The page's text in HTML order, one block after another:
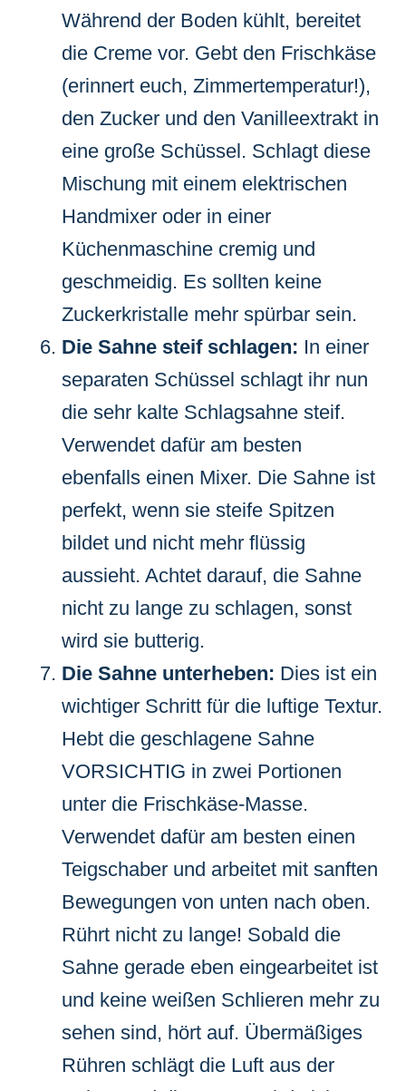
Während der Boden kühlt, bereitet
die Creme vor. Gebt den Frischkäse
(erinnert euch, Zimmertemperatur!),
den Zucker und den Vanilleextrakt in
eine große Schüssel. Schlagt diese
Mischung mit einem elektrischen
Handmixer oder in einer
Küchenmaschine cremig und
geschmeidig. Es sollten keine
Zuckerkristalle mehr spürbar sein.
Die Sahne steif schlagen: In einer
separaten Schüssel schlagt ihr nun
die sehr kalte Schlagsahne steif.
Verwendet dafür am besten
ebenfalls einen Mixer. Die Sahne ist
perfekt, wenn sie steife Spitzen
bildet und nicht mehr flüssig
aussieht. Achtet darauf, die Sahne
nicht zu lange zu schlagen, sonst
wird sie butterig.
Die Sahne unterheben: Dies ist ein
wichtiger Schritt für die luftige Textur.
Hebt die geschlagene Sahne
VORSICHTIG in zwei Portionen
unter die Frischkäse-Masse.
Verwendet dafür am besten einen
Teigschaber und arbeitet mit sanften
Bewegungen von unten nach oben.
Rührt nicht zu lange! Sobald die
Sahne gerade eben eingearbeitet ist
und keine weißen Schlieren mehr zu
sehen sind, hört auf. Übermäßiges
Rühren schlägt die Luft aus der